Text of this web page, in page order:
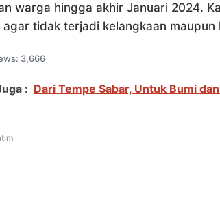
warga hingga akhir Januari 2024.
agar tidak terjadi kelangkaan maupun
3,666
: Dari Tempe Sabar, Untuk Bumi